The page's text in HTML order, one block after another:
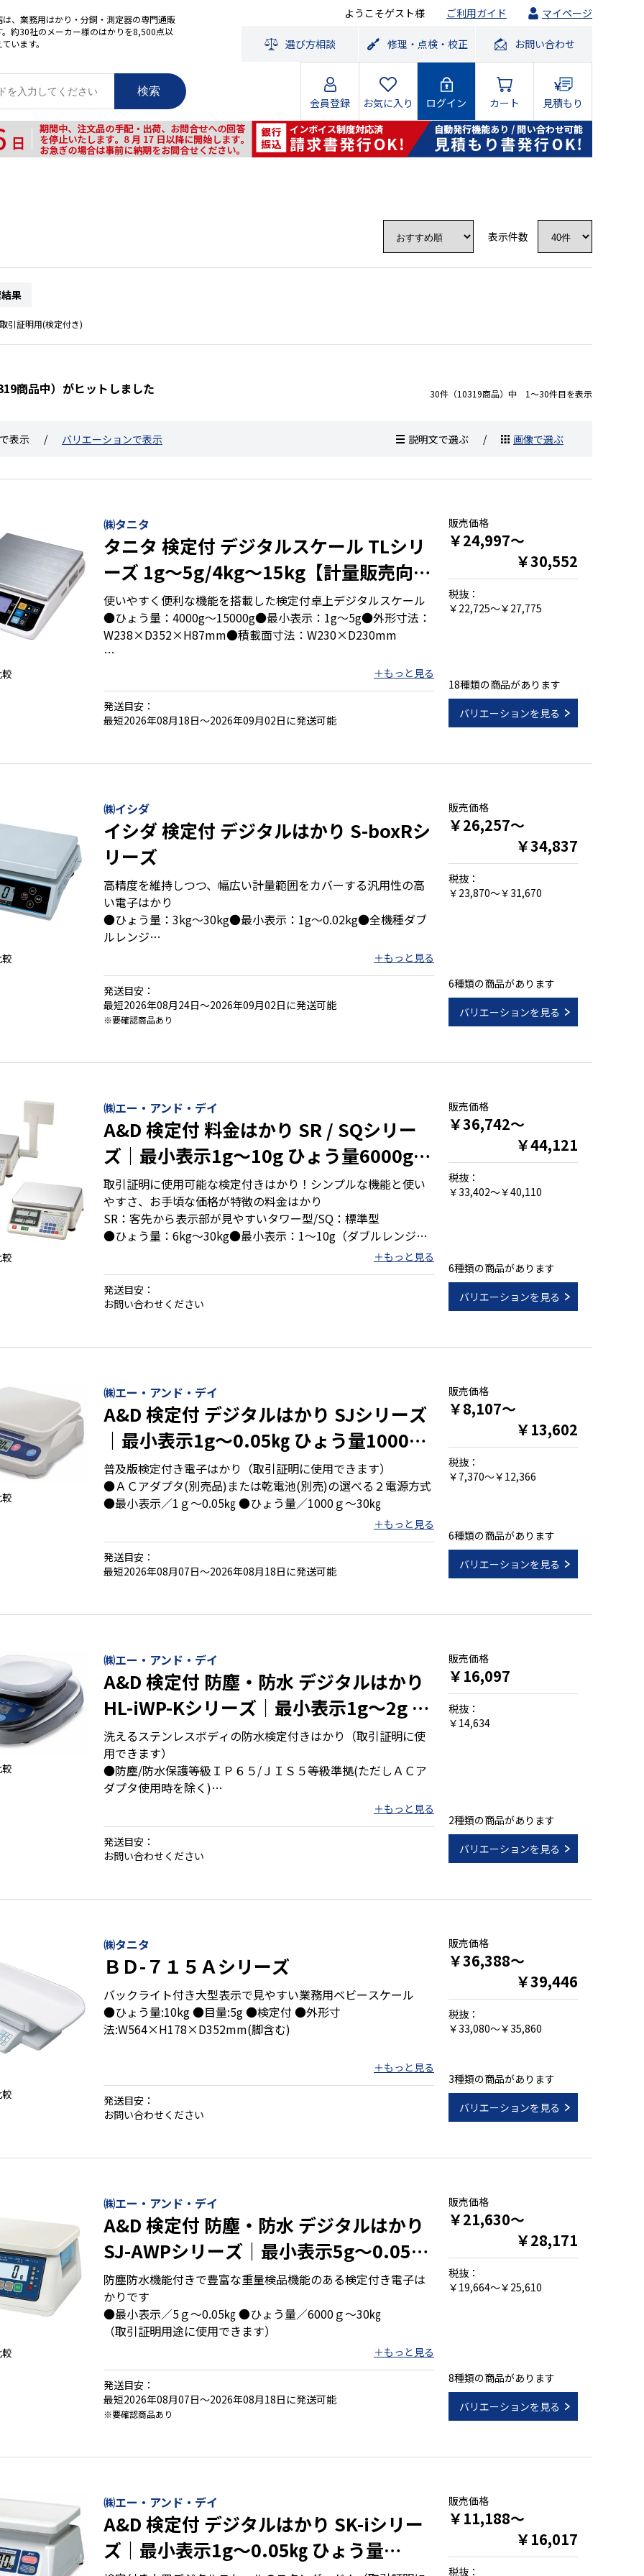
は、業務用はかり・分銅・測定器の専門通販
。約30社のメーカー様のはかりを8,500点以
います。
ようこそゲスト様 ご利用ガイド マイページ
選び方相談 修理・点検・校正 お問い合わせ
検索
会員登録 お気に入り ログイン カート 見積もり
表示件数
果
引証明用(検定付き)
商品中）がヒットしました 30件（10319商品）中 1～30件目を表示
表示 バリエーションで表示 説明文で選ぶ 画像で選ぶ
㈱タニタ
タニタ 検定付 デジタルスケール TLシリ
ーズ 1g～5g/4kg～15kg【計量販売向け
に多数実績あり】
使いやすく便利な機能を搭載した検定付卓上デジタルスケール
●ひょう量：4000g～15000g●最小表示：1g～5g●外形寸法：
W238×D352×H87mm●積載面寸法：W230×D230mm
●拡張表示でより細かい計量が可能(ＴＬ-２８０)
●暗いところでも使いやすいバックライト付
●文字高３２㎜の見やすい大型表示設計
●選べるインターフェイス：無/ＲＳ付/ＵＳＢ付
発送目安：
最短2026年08月18日～2026年09月02日に発送可能
販売価格
￥24,997～
￥30,552
税抜：
￥22,725～￥27,775
18種類の商品があります
バリエーションを見る
㈱イシダ
イシダ 検定付 デジタルはかり S-boxRシ
リーズ
高精度を維持しつつ、幅広い計量範囲をカバーする汎用性の高
い電子はかり
●ひょう量：3kg～30kg●最小表示：1g～0.02kg●全機種ダブ
ルレンジ
W286×D363×H102mm●積載面寸法：230×178mm、
280×256mm●片面表示と両面表示の2タイプ●取引証明用は
かり
で軽量
発送目安：
最短2026年08月24日～2026年09月02日に発送可能
※要確認商品あり
販売価格
￥26,257～
￥34,837
税抜：
￥23,870～￥31,670
6種類の商品があります
バリエーションを見る
㈱エー・アンド・デイ
A&D 検定付 料金はかり SR / SQシリー
ズ｜最小表示1g～10g ひょう量6000g～
30000g
取引証明に使用可能な検定付きはかり！シンプルな機能と使い
やすさ、お手頃な価格が特徴の料金はかり
SR：客先から表示部が見やすいタワー型/SQ：標準型
●ひょう量：6kg～30kg●最小表示：1～10g（ダブルレンジ）
●外形寸法：（SR)W483 ×D331 ×H335 mm/（SQ)W315
×D333 ×H126mm●積載面寸法：300×210mm●対面販売対
応●計量加算・定額加算・定額掛算・釣り銭
・500個までの単価を記憶可能
発送目安：
お問い合わせください
販売価格
￥36,742～
￥44,121
税抜：
￥33,402～￥40,110
6種類の商品があります
バリエーションを見る
㈱エー・アンド・デイ
A&D 検定付 デジタルはかり SJシリーズ
｜最小表示1g～0.05㎏ ひょう量1000g
～30㎏
普及版検定付き電子はかり（取引証明に使用できます）
●ＡＣアダプタ(別売品)または乾電池(別売)の選べる２電源方式
●最小表示／1ｇ～0.05㎏ ●ひょう量／1000ｇ～30㎏
発送目安：
最短2026年08月07日～2026年08月18日に発送可能
販売価格
￥8,107～
￥13,602
税抜：
￥7,370～￥12,366
6種類の商品があります
バリエーションを見る
㈱エー・アンド・デイ
A&D 検定付 防塵・防水 デジタルはかり
HL-iWP-Kシリーズ｜最小表示1g～2g ひ
ょう量1000g～2000g
洗えるステンレスボディの防水検定付きはかり（取引証明に使
用できます）
●防塵/防水保護等級ＩＰ６５/ＪＩＳ５等級準拠(ただしＡＣア
ダプタ使用時を除く)
●最小表示／1ｇ～2ｇ ●ひょう量／1000ｇ～2000ｇ
発送目安：
お問い合わせください
販売価格
￥16,097
税抜：
￥14,634
2種類の商品があります
バリエーションを見る
㈱タニタ
ＢＤ-７１５Ａシリーズ
バックライト付き大型表示で見やすい業務用ベビースケール
●ひょう量:10kg ●目量:5g ●検定付 ●外形寸
法:W564×H178×D352mm(脚含む)
・取引証明用体重計
・授乳量が確認できる専用キー付
発送目安：
お問い合わせください
販売価格
￥36,388～
￥39,446
税抜：
￥33,080～￥35,860
3種類の商品があります
バリエーションを見る
㈱エー・アンド・デイ
A&D 検定付 防塵・防水 デジタルはかり
SJ-AWPシリーズ｜最小表示5g～0.05㎏
ひょう量6000g～30㎏
防塵防水機能付きで豊富な重量検品機能のある検定付き電子は
かりです
●最小表示／5ｇ～0.05㎏ ●ひょう量／6000ｇ～30㎏
（取引証明用途に使用できます）
発送目安：
最短2026年08月07日～2026年08月18日に発送可能
※要確認商品あり
販売価格
￥21,630～
￥28,171
税抜：
￥19,664～￥25,610
8種類の商品があります
バリエーションを見る
㈱エー・アンド・デイ
A&D 検定付 デジタルはかり SK-iシリー
ズ｜最小表示1g～0.05㎏ ひょう量
販売価格
￥11,188～
￥16,017
税抜：